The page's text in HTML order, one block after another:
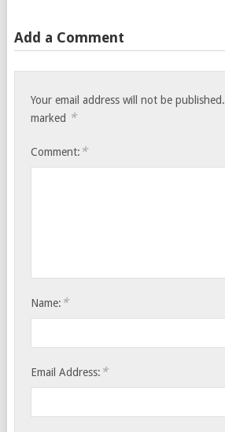
Add a Comment
Your email address will not be published.
marked *
Comment: *
Name: *
Email Address: *